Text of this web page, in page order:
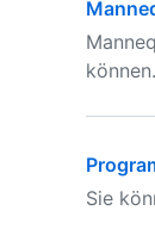
können.
Sie